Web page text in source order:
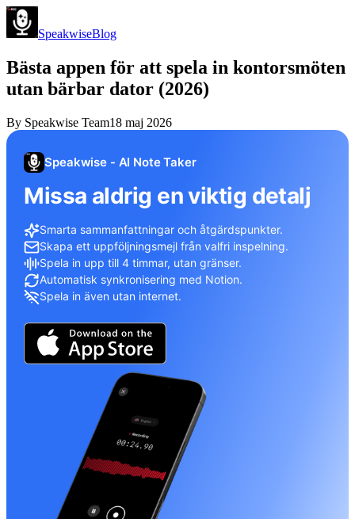
SpeakwiseBlog
Bästa appen för att spela in kontorsmöten
utan bärbar dator (2026)
By Speakwise Team18 maj 2026
Speakwise - AI Note Taker
Missa aldrig en viktig detalj
Smarta sammanfattningar och åtgärdspunkter.
Skapa ett uppföljningsmejl från valfri inspelning.
Spela in upp till 4 timmar, utan gränser.
Automatisk synkronisering med Notion.
Spela in även utan internet.